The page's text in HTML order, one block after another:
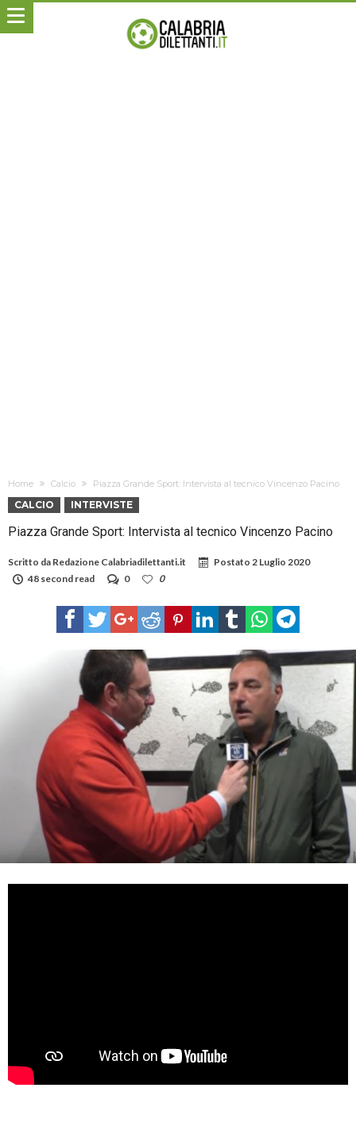
Home Calcio Piazza Grande Sport: Intervista al tecnico Vincenzo Pacino
CALCIO INTERVISTE
Piazza Grande Sport: Intervista al tecnico Vincenzo Pacino
Scritto da Redazione Calabriadilettanti.it Postato 2 Luglio 2020
48 second read
0 0